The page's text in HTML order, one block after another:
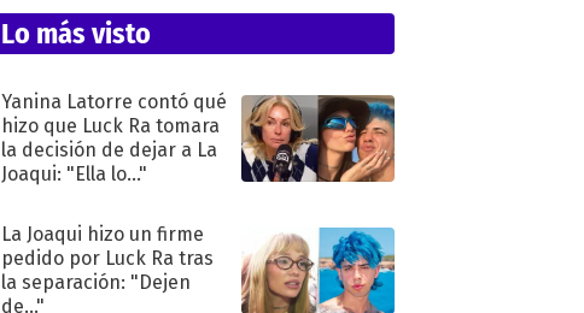
Lo más visto
Yanina Latorre contó qué
hizo que Luck Ra tomara
la decisión de dejar a La
Joaqui: "Ella lo..."
La Joaqui hizo un firme
pedido por Luck Ra tras
la separación: "Dejen
de..."